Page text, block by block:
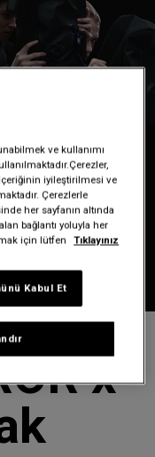
x
ve kullanımı
içeriğinin iyileştirilmesi ve
Çerezlerle
her sayfanın altında
bağlantı yoluyla her
için lütfen Tıklayınız
Kabul Et